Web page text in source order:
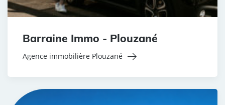
Barraine Immo - Plouzané
Agence immobilière Plouzané